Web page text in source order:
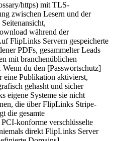
https) mit TLS-
zwischen Lesern und der
während der
FlipLinks Servern gespeicherte
PDFs, gesammelter Leads
mit branchenüblichen
du den [Passwortschutz]
eine Publikation aktivierst,
gehasht und sicher
eigene Systeme sie nicht
die über FlipLinks Stripe-
die gesamte
konforme verschlüsselte
direkt FlipLinks Server